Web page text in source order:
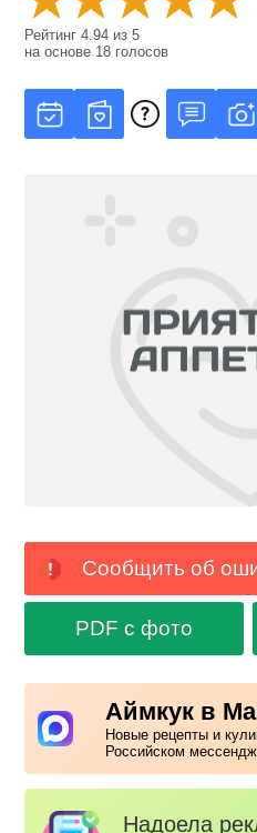
Рейтинг4.94 из5
на основе 18 голосов
Сообщить об
PDF с фото
Аймкук в
Новые рецепты и
Российском
Надоела